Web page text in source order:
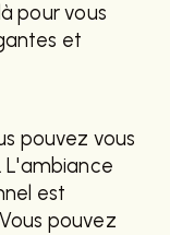
pour vous
et
pouvez vous
L'ambiance
est
pouvez